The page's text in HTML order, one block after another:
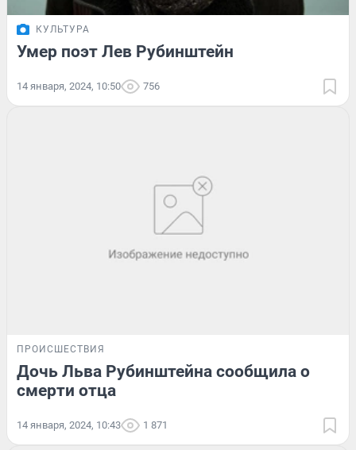
КУЛЬТУРА
Умер поэт Лев Рубинштейн
14 января, 2024, 10:50 756
ПРОИСШЕСТВИЯ
Дочь Льва Рубинштейна сообщила о
смерти отца
14 января, 2024, 10:43 1 871